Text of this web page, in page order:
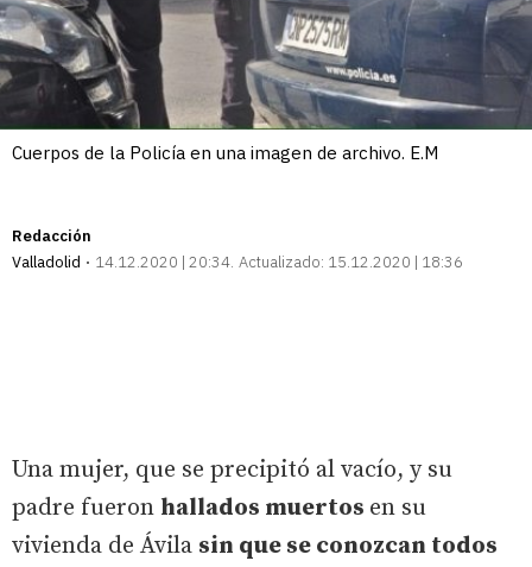
Cuerpos de la Policía en una imagen de archivo. E.M
Redacción
Valladolid
14.12.2020 | 20:34 Actualizado: 15.12.2020 | 18:36
Una mujer, que se precipitó al vacío, y su
padre fueron hallados muertos en su
vivienda de Ávila sin que se conozcan todos